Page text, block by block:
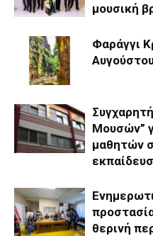
μουσική
Φαράγγι
Μουσών”
μαθητών
θερινή